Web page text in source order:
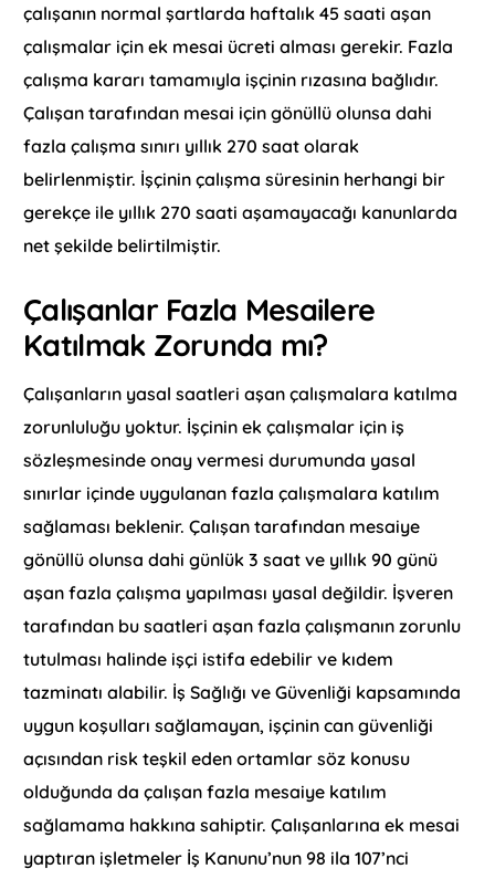
çalışanın normal şartlarda haftalık 45 saati aşan
çalışmalar için ek mesai ücreti alması gerekir. Fazla
çalışma kararı tamamıyla işçinin rızasına bağlıdır.
Çalışan tarafından mesai için gönüllü olunsa dahi
fazla çalışma sınırı yıllık 270 saat olarak
belirlenmiştir. İşçinin çalışma süresinin herhangi bir
gerekçe ile yıllık 270 saati aşamayacağı kanunlarda
net şekilde belirtilmiştir.
Çalışanlar Fazla Mesailere
Katılmak Zorunda mı?
Çalışanların yasal saatleri aşan çalışmalara katılma
zorunluluğu yoktur. İşçinin ek çalışmalar için iş
sözleşmesinde onay vermesi durumunda yasal
sınırlar içinde uygulanan fazla çalışmalara katılım
sağlaması beklenir. Çalışan tarafından mesaiye
gönüllü olunsa dahi günlük 3 saat ve yıllık 90 günü
aşan fazla çalışma yapılması yasal değildir. İşveren
tarafından bu saatleri aşan fazla çalışmanın zorunlu
tutulması halinde işçi istifa edebilir ve kıdem
tazminatı alabilir. İş Sağlığı ve Güvenliği kapsamında
uygun koşulları sağlamayan, işçinin can güvenliği
açısından risk teşkil eden ortamlar söz konusu
olduğunda da çalışan fazla mesaiye katılım
sağlamama hakkına sahiptir. Çalışanlarına ek mesai
yaptıran işletmeler İş Kanunu’nun 98 ila 107’nci